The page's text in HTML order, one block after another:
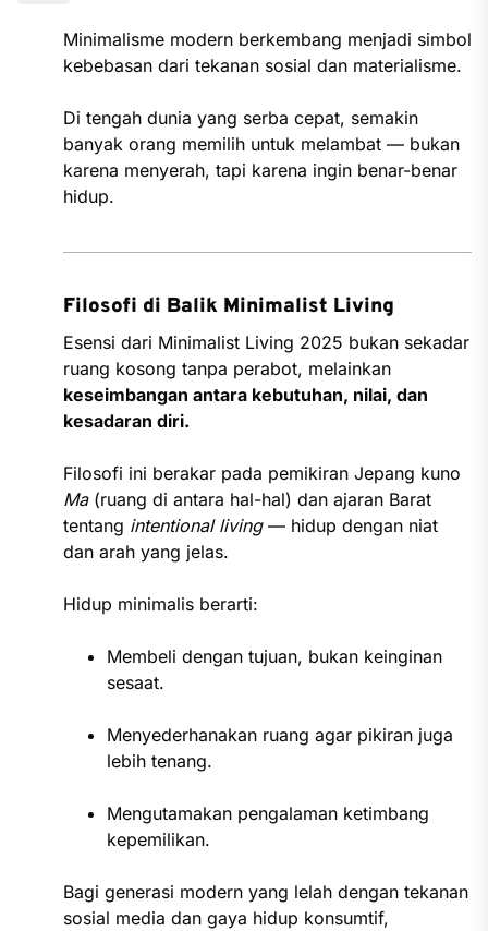
Minimalisme modern berkembang menjadi simbol
kebebasan dari tekanan sosial dan materialisme.
Di tengah dunia yang serba cepat, semakin
banyak orang memilih untuk melambat — bukan
karena menyerah, tapi karena ingin benar-benar
hidup.
Filosofi di Balik Minimalist Living
Esensi dari Minimalist Living 2025 bukan sekadar
ruang kosong tanpa perabot, melainkan
keseimbangan antara kebutuhan, nilai, dan
kesadaran diri.
Filosofi ini berakar pada pemikiran Jepang kuno
Ma(ruang di antara hal-hal) dan ajaran Barat
tentang intentional living— hidup dengan niat
dan arah yang jelas.
Hidup minimalis berarti:
Membeli dengan tujuan, bukan keinginan
sesaat.
Menyederhanakan ruang agar pikiran juga
lebih tenang.
Mengutamakan pengalaman ketimbang
kepemilikan.
Bagi generasi modern yang lelah dengan tekanan
sosial media dan gaya hidup konsumtif,